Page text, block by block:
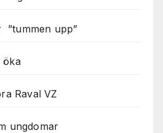
”tummen upp”
öka
Raval VZ
ungdomar